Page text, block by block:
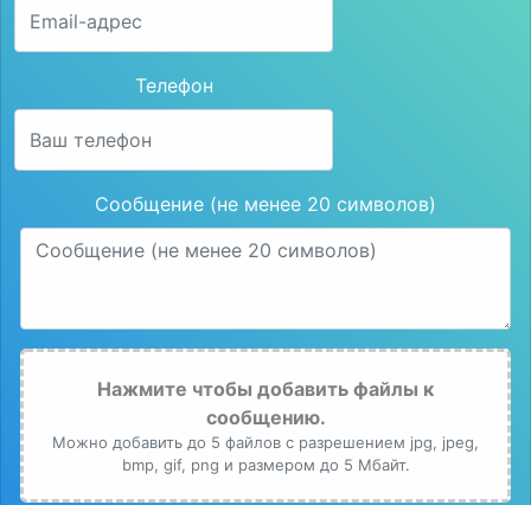
Телефон
Сообщение (не менее 20 символов)
Нажмите чтобы добавить файлы к
сообщению.
Можно добавить до 5 файлов с разрешением jpg, jpeg,
bmp, gif, png и размером до 5 Мбайт.